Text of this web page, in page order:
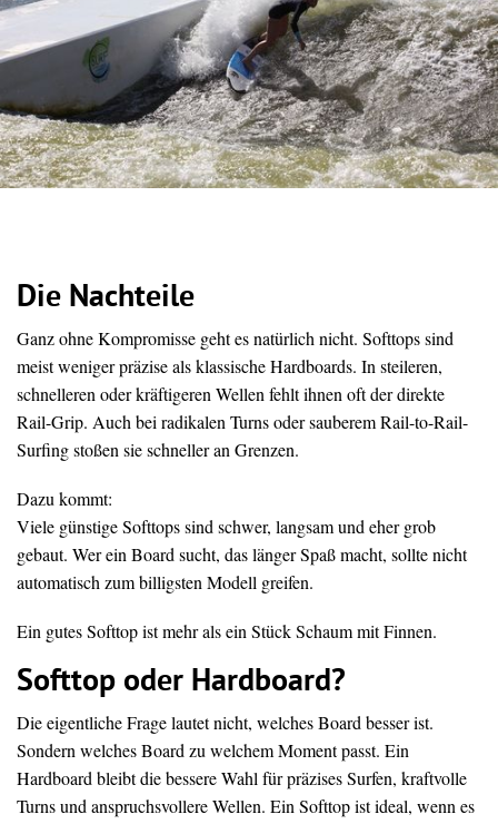
Die Nachteile
Ganz ohne Kompromisse geht es natürlich nicht. Softtops sind
meist weniger präzise als klassische Hardboards. In steileren,
schnelleren oder kräftigeren Wellen fehlt ihnen oft der direkte
Rail-Grip. Auch bei radikalen Turns oder sauberem Rail-to-Rail-
Surfing stoßen sie schneller an Grenzen.
Dazu kommt:
Viele günstige Softtops sind schwer, langsam und eher grob
gebaut. Wer ein Board sucht, das länger Spaß macht, sollte nicht
automatisch zum billigsten Modell greifen.
Ein gutes Softtop ist mehr als ein Stück Schaum mit Finnen.
Softtop oder Hardboard?
Die eigentliche Frage lautet nicht, welches Board besser ist.
Sondern welches Board zu welchem Moment passt. Ein
Hardboard bleibt die bessere Wahl für präzises Surfen, kraftvolle
Turns und anspruchsvollere Wellen. Ein Softtop ist ideal, wenn es